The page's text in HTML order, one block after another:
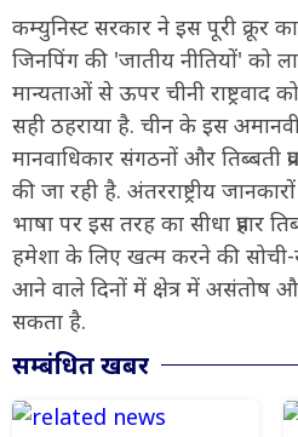
कम्युनिस्ट सरकार ने इस पूरी क्रूर
जिनपिंग की 'जातीय नीतियों' को
मान्यताओं से ऊपर चीनी राष्ट्रवाद
सही ठहराया है. चीन के इस
मानवाधिकार संगठनों और तिब्बती
की जा रही है. अंतरराष्ट्रीय
भाषा पर इस तरह का सीधा प्रहार
हमेशा के लिए खत्म करने की
आने वाले दिनों में क्षेत्र में असंतोष
सकता है.
सम्बंधित खबर